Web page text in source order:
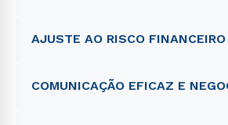
AJUSTE AO RISCO FINANCEIRO
COMUNICAÇÃO EFICAZ E